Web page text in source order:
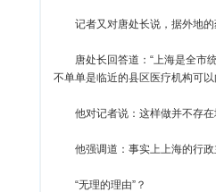
记者又对唐处长说，据外地的
唐处长回答道：“上海是全市统
不单单是临近的县区医疗机构可
他对记者说：这样做并不存在
他强调道：事实上上海的行政
“无理的理由”？